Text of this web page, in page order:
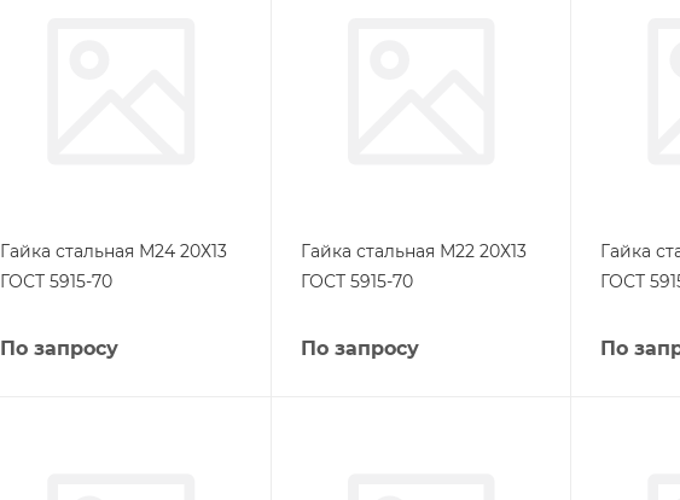
Гайка стальная М24 20Х13
ГОСТ 5915-70
По запросу
Гайка стальная М22 20Х13
ГОСТ 5915-70
По запросу
Гайка
ГОСТ
По